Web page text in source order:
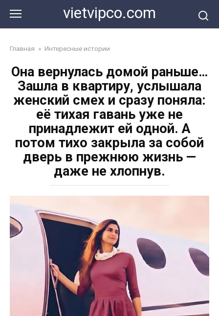
контенту
vietvipco.com
Главная » Интересные истории
Она вернулась домой раньше…
Зашла в квартиру, услышала
женский смех и сразу поняла:
её тихая гавань уже не
принадлежит ей одной. А
потом тихо закрыла за собой
дверь в прежнюю жизнь —
даже не хлопнув.